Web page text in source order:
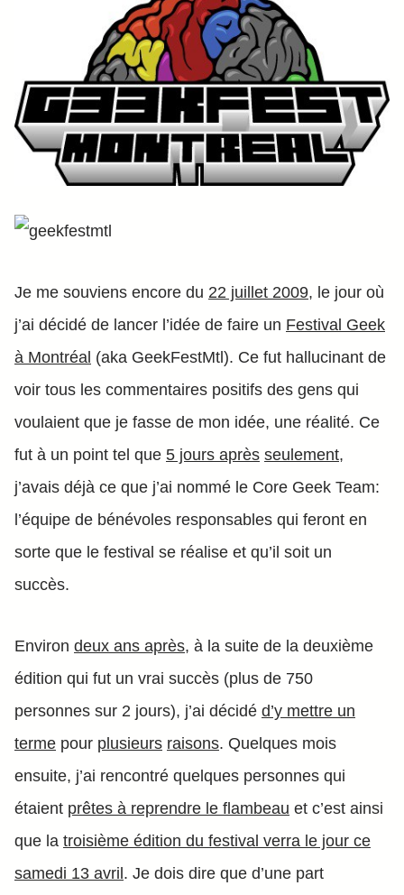
Je me souviens encore du 22 juillet 2009, le jour où
j’ai décidé de lancer l’idée de faire un Festival Geek
à Montréal (aka GeekFestMtl). Ce fut hallucinant de
voir tous les commentaires positifs des gens qui
voulaient que je fasse de mon idée, une réalité. Ce
fut à un point tel que 5 jours après seulement,
j’avais déjà ce que j’ai nommé le Core Geek Team:
l’équipe de bénévoles responsables qui feront en
sorte que le festival se réalise et qu’il soit un
succès.
Environ deux ans après, à la suite de la deuxième
édition qui fut un vrai succès (plus de 750
personnes sur 2 jours), j’ai décidé d’y mettre un
terme pour plusieurs raisons. Quelques mois
ensuite, j’ai rencontré quelques personnes qui
étaient prêtes à reprendre le flambeau et c’est ainsi
que la troisième édition du festival verra le jour ce
samedi 13 avril. Je dois dire que d’une part